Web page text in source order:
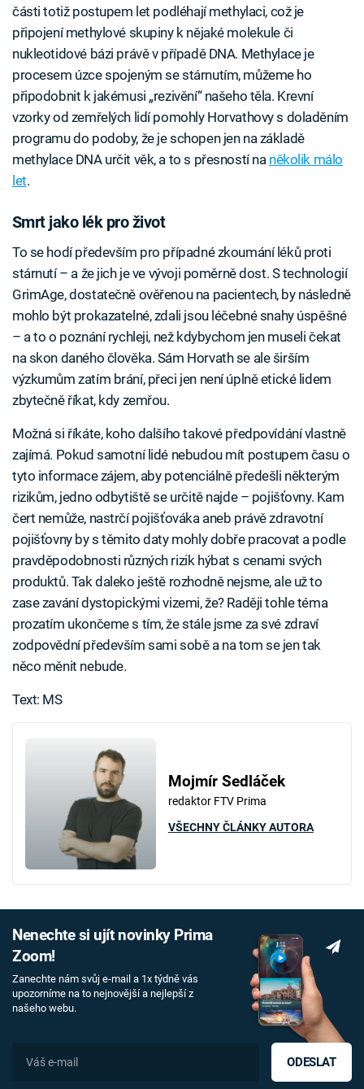
části totiž postupem let podléhají methylaci, což je
připojení methylové skupiny k nějaké molekule či
nukleotidové bázi právě v případě DNA. Methylace je
procesem úzce spojeným se stárnutím, můžeme ho
připodobnit k jakémusi „rezivění“ našeho těla. Krevní
vzorky od zemřelých lidí pomohly Horvathovy s doladěním
programu do podoby, že je schopen jen na základě
methylace DNA určit věk, a to s přesností na několik málo
let.
Smrt jako lék pro život
To se hodí především pro případné zkoumání léků proti
stárnutí – a že jich je ve vývoji poměrně dost. S technologií
GrimAge, dostatečně ověřenou na pacientech, by následně
mohlo být prokazatelné, zdali jsou léčebné snahy úspěšné
– a to o poznání rychleji, než kdybychom jen museli čekat
na skon daného člověka. Sám Horvath se ale širším
výzkumům zatím brání, přeci jen není úplně etické lidem
zbytečně říkat, kdy zemřou.
Možná si říkáte, koho dalšího takové předpovídání vlastně
zajímá. Pokud samotní lidé nebudou mít postupem času o
tyto informace zájem, aby potenciálně předešli některým
rizikům, jedno odbytiště se určitě najde – pojišťovny. Kam
čert nemůže, nastrčí pojišťováka aneb právě zdravotní
pojišťovny by s těmito daty mohly dobře pracovat a podle
pravděpodobnosti různých rizik hýbat s cenami svých
produktů. Tak daleko ještě rozhodně nejsme, ale už to
zase zavání dystopickými vizemi, že? Raději tohle téma
prozatím ukončeme s tím, že stále jsme za své zdraví
zodpovědní především sami sobě a na tom se jen tak
něco měnit nebude.
Text: MS
Mojmír Sedláček
redaktor FTV Prima
VŠECHNY ČLÁNKY AUTORA
Nenechte si ujít novinky Prima
Zoom!
Zanechte nám svůj e-mail a 1x týdně vás
upozorníme na to nejnovější a nejlepší z
našeho webu.
ODESLAT